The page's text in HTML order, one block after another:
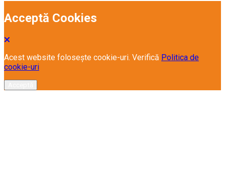
Acceptă Cookies
Acest website folosește cookie-uri. Verifică Politica de
cookie-uri